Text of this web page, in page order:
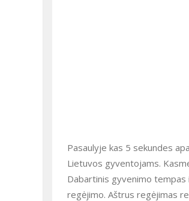
Pasaulyje kas 5 sekundes apanka vienas suaugęs žmogus, kas minutę – vienas vaikas. Ši grėsmė nesvetima ir
Lietuvos gyventojams.
Dabartinis gyvenimo tempas ir aktyvi darbinė veikla reikalauja susikaupimo, kruopštumo, energijos ir ypač gero
regėjimo. Aštrus regėjimas